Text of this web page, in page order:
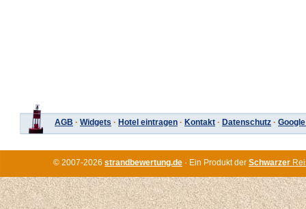
AGB · Widgets · Hotel eintragen · Kontakt · Datenschutz ·
© 2007-2026 strandbewertung.de · Ein Produkt der Schwarzer